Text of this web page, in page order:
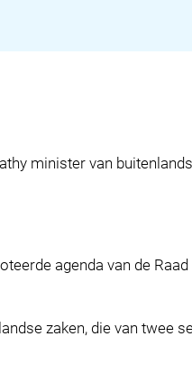
minister van
agenda van de
zaken, die van twee